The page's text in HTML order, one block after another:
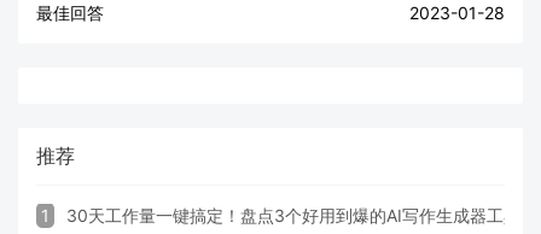
最佳回答 2023-01-28
推荐
1 30天工作量一键搞定！盘点3个好用到爆的AI写作生成器工具